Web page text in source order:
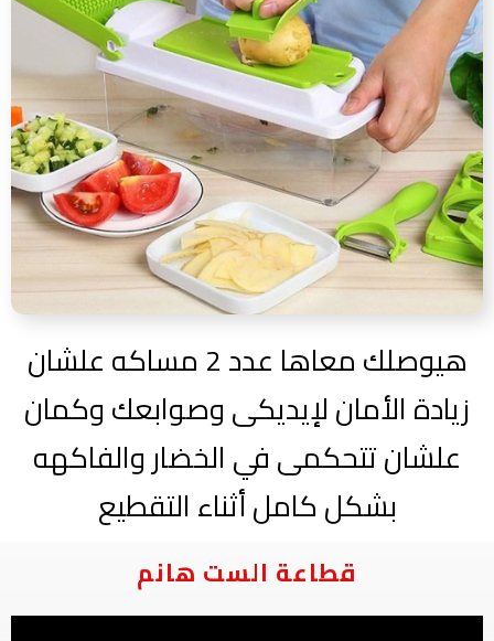
هيوصلك معاها عدد 2 مساكه علشان
زيادة الأمان لإيديكى وصوابعك وكمان
علشان تتحكمى في الخضار والفاكهه
بشكل كامل أثناء التقطيع
قطاعة الست هانم